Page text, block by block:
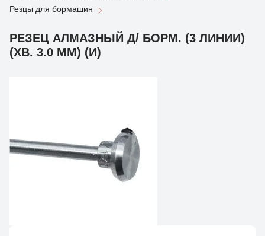
Резцы для бормашин
РЕЗЕЦ АЛМАЗНЫЙ Д/ БОРМ. (3 ЛИНИИ)
(ХВ. 3.0 ММ) (И)